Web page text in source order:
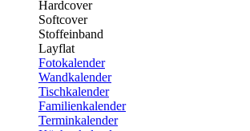
Hardcover
Softcover
Stoffeinband
Layflat
Fotokalender
Wandkalender
Tischkalender
Familienkalender
Terminkalender